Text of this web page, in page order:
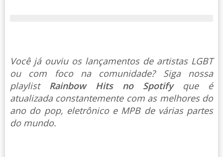
Você já ouviu os lançamentos de artistas LGBT
ou com foco na comunidade? Siga nossa
playlist Rainbow Hits no Spotify que é
atualizada constantemente com as melhores do
ano do pop, eletrônico e MPB de várias partes
do mundo.